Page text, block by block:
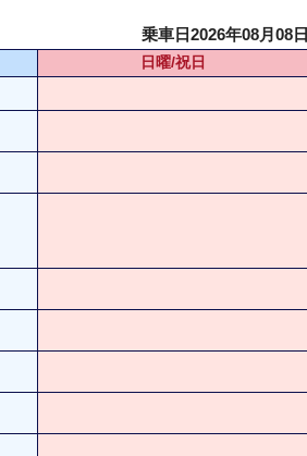
乗車日2026年08月08日
日曜/祝日